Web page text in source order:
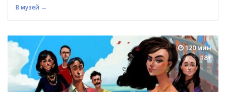
В музей →
120 мин
18+